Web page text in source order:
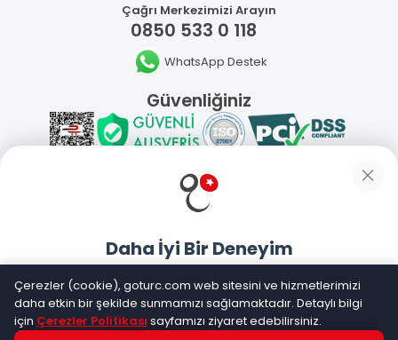
Çağrı Merkezimizi Arayın
0850 533 0 118
WhatsApp Destek
Güvenliğiniz
Sosyal Medya
Mobil Uygulamalarımız
Daha İyi Bir Deneyim
Goturc mobil uygulamasıyla daha hızlı ve kolay alışveriş
yapın
Çerezler (cookie), goturc.com web sitesini ve hizmetlerimizi
daha etkin bir şekilde sunmamızı sağlamaktadır. Detaylı bilgi
için Çerezler Politikası sayfamızı ziyaret edebilirsiniz.